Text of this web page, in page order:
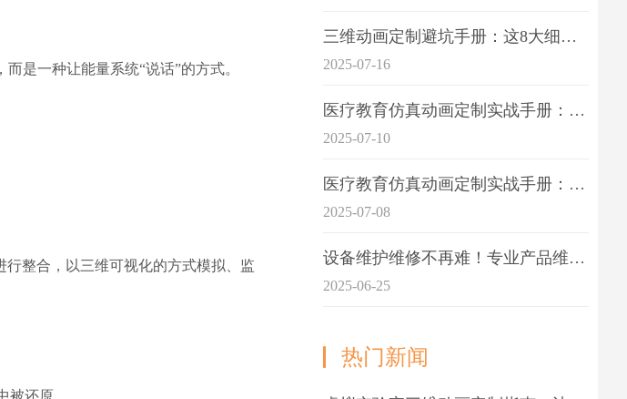
是一种让能量系统“说话”的方式。
整合，以三维可视化的方式模拟、监
三维动画定制避坑手册：这8大细节重点关注
2025-07-16
医疗教育仿真动画定制实战手册：击破传统医学教育7大痛点
2025-07-10
医疗教育仿真动画定制实战手册：解决传统教学的7大痛点
2025-07-08
设备维护维修不再难！专业产品维护三维动画演示定制指南
2025-06-25
热门新闻